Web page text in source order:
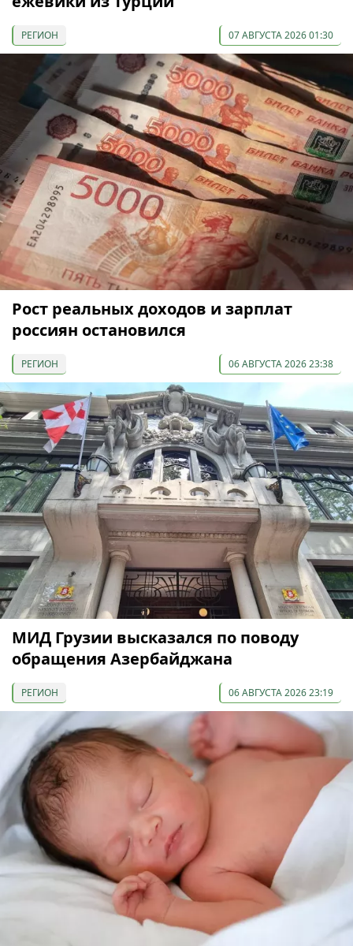
РЕГИОН 07 АВГУСТА 2026 01:30
Рост реальных доходов и зарплат
россиян остановился
РЕГИОН 06 АВГУСТА 2026 23:38
МИД Грузии высказался по поводу
обращения Азербайджана
РЕГИОН 06 АВГУСТА 2026 23:19